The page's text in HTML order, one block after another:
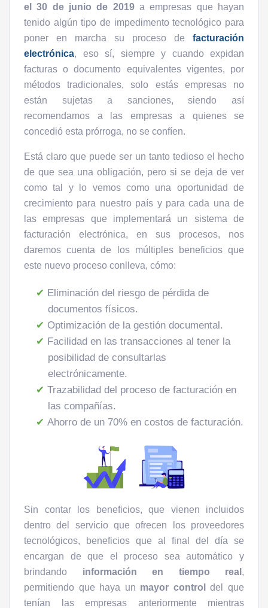
el 30 de junio de 2019a empresas que hayan
tenido algún tipo de impedimento tecnológico para
poner en marcha su proceso de facturación
electrónica, eso sí, siempre y cuando expidan
facturas o documento equivalentes vigentes, por
métodos tradicionales, solo estás empresas no
están sujetas a sanciones, siendo así
recomendamos a las empresas a quienes se
concedió esta prórroga, no se confíen.
Está claro que puede ser un tanto tedioso el hecho
de que sea una obligación, pero si se deja de ver
como tal y lo vemos como una oportunidad de
crecimiento para nuestro país y para cada una de
las empresas que implementará un sistema de
facturación electrónica, en sus procesos, nos
daremos cuenta de los múltiples beneficios que
este nuevo proceso conlleva, cómo:
Eliminación del riesgo de pérdida de
documentos físicos.
Optimización de la gestión documental.
Facilidad en las transacciones al tener la
posibilidad de consultarlas
electrónicamente.
Trazabilidad del proceso de facturación en
las compañías.
Ahorro de un 70% en costos de facturación.
Sin contar los beneficios, que vienen incluidos
dentro del servicio que ofrecen los proveedores
tecnológicos, beneficios que al final del día se
encargan de que el proceso sea automático y
brindando información en tiempo real,
permitiendo que haya un mayor controldel que
tenían las empresas anteriormente mientras